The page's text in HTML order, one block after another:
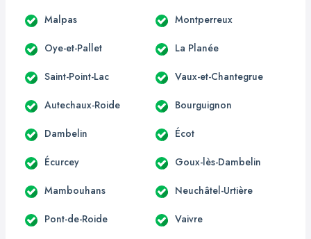
Malpas Montperreux
Oye-et-Pallet La Planée
Saint-Point-Lac Vaux-et-Chantegrue
Autechaux-Roide Bourguignon
Dambelin Écot
Écurcey Goux-lès-Dambelin
Mambouhans Neuchâtel-Urtière
Pont-de-Roide Vaivre